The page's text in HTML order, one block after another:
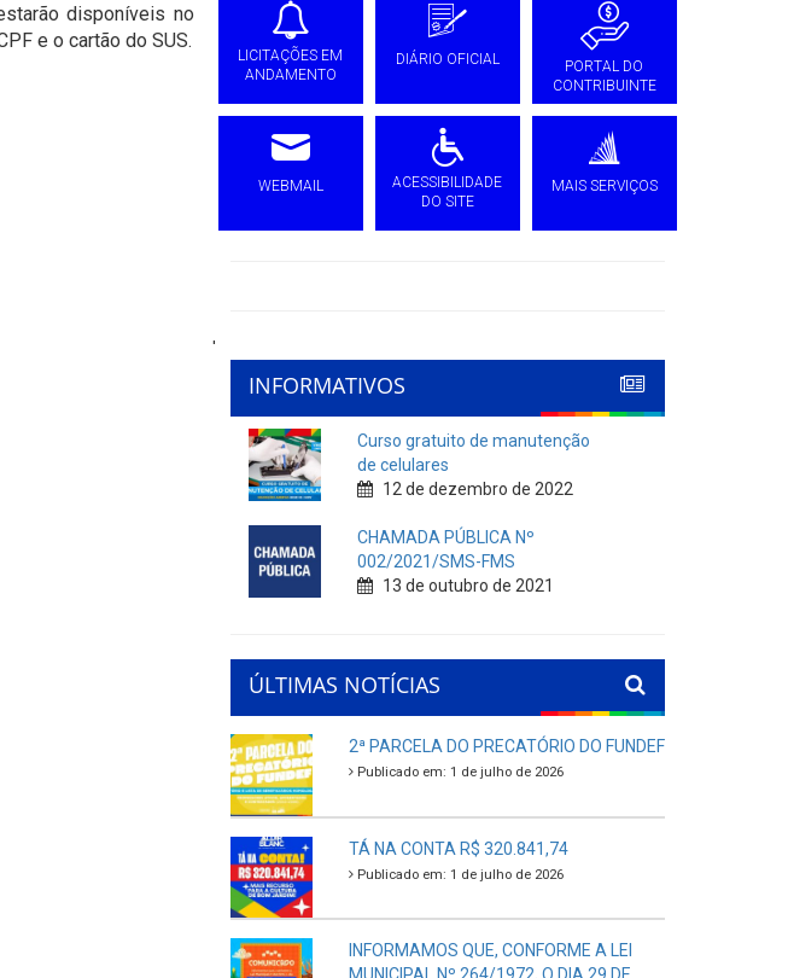
disponíveis no
e o cartão do SUS.
LICITAÇÕES EM
ANDAMENTO
DIÁRIO OFICIAL
PORTAL DO
CONTRIBUINTE
WEBMAIL
ACESSIBILIDADE
DO SITE
MAIS SERVIÇOS
'
INFORMATIVOS
Curso gratuito de manutenção
de celulares
12 de dezembro de 2022
CHAMADA PÚBLICA Nº
002/2021/SMS-FMS
13 de outubro de 2021
ÚLTIMAS NOTÍCIAS
2ª PARCELA DO PRECATÓRIO DO FUNDEF
Publicado em: 1 de julho de 2026
TÁ NA CONTA R$ 320.841,74
Publicado em: 1 de julho de 2026
INFORMAMOS QUE, CONFORME A LEI